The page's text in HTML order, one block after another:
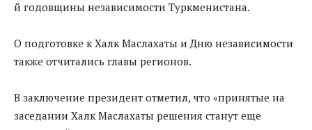
й годовщины независимости Туркменистана.
О подготовке к Халк Маслахаты и Дню независимости
также отчитались главы регионов.
В заключение президент отметил, что «принятые на
заседании Халк Маслахаты решения станут еще